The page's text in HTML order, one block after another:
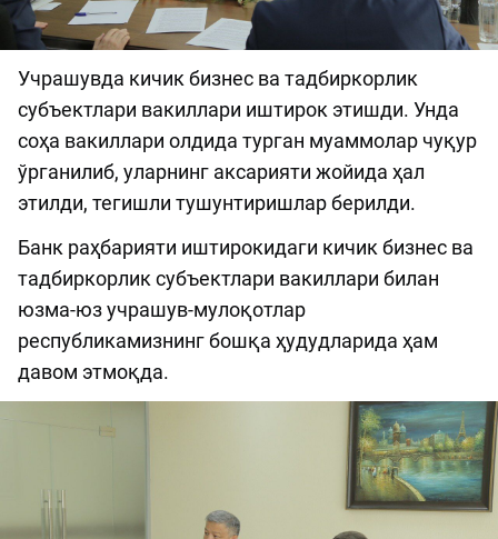
Учрашувда кичик бизнес ва тадбиркорлик
субъектлари вакиллари иштирок этишди. Унда
соҳа вакиллари олдида турган муаммолар чуқур
ўрганилиб, уларнинг аксарияти жойида ҳал
этилди, тегишли тушунтиришлар берилди.
Банк раҳбарияти иштирокидаги кичик бизнес ва
тадбиркорлик субъектлари вакиллари билан
юзма-юз учрашув-мулоқотлар
республикамизнинг бошқа ҳудудларида ҳам
давом этмоқда.